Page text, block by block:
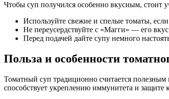
Чтобы суп получился особенно вкусным, стоит
Используйте свежие и спелые томаты,
Не переусердствуйте с «Магги» — его
Перед подачей дайте супу немного
Польза и особенности
Томатный суп традиционно считается
способствует укреплению иммунитета и защите